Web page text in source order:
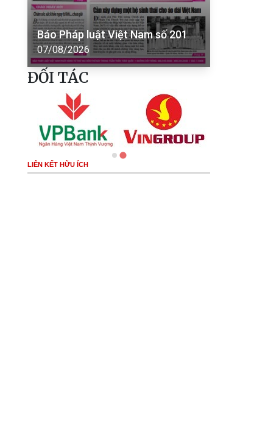
Báo Pháp luật Việt Nam số 201
07/08/2026
ĐỐI TÁC
LIÊN KẾT HỮU ÍCH